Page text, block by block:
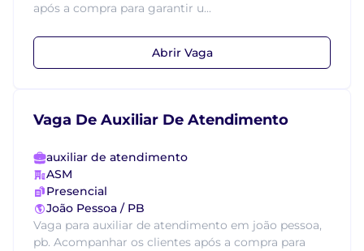
após a compra para garantir u...
Abrir Vaga
Vaga De Auxiliar De Atendimento
auxiliar de atendimento
ASM
Presencial
João Pessoa / PB
Vaga para auxiliar de atendimento em joão pessoa,
pb. Acompanhar os clientes após a compra para